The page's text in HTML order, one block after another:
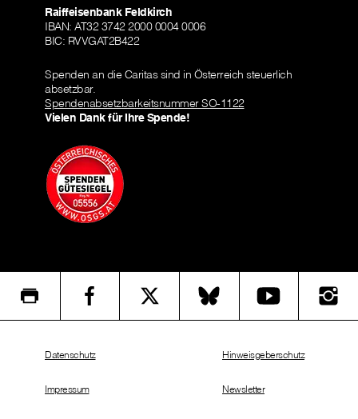
Raiffeisenbank Feldkirch
IBAN: AT32 3742 2000 0004 0006
BIC: RVVGAT2B422
Spenden an die Caritas sind in Österreich steuerlich
absetzbar.
Spendenabsetzbarkeitsnummer SO-1122
Vielen Dank für Ihre Spende!
Datenschutz
Impressum
Hinweisgeberschutz
Newsletter